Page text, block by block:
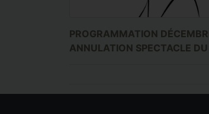
PROGRAMMATION
ANNULATION SPECTACLE